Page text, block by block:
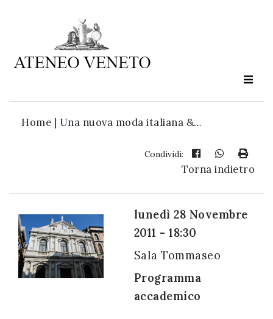
Home | Una nuova moda italiana &…
Condividi:
Torna indietro
lunedì 28 Novembre
2011 - 18:30
Sala Tommaseo
Programma
accademico
Ateneo
è
cultura
newsletter: